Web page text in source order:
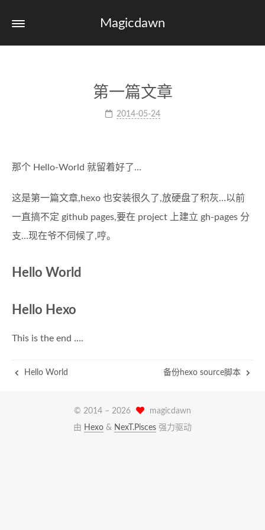
Magicdawn
第一篇文章
2014-05-24
那个 Hello-World 就留着好了…
这是第一篇文章,hexo 也安装很久了,放硬盘了积灰…以前
一直搞不定 github pages,要在 project 上建立 gh-pages 分
支…现在爷不伺候了,哼。
Hello World
Hello Hexo
This is the end ….
Hello World 备份hexo source脚本
© 2014 – 2026
magicdawn
由 Hexo & NexT.Pisces 强力驱动